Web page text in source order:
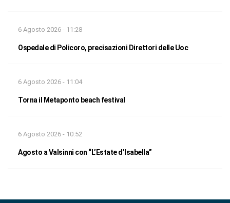
6 Agosto 2026 - 11:28
Ospedale di Policoro, precisazioni Direttori delle Uoc
6 Agosto 2026 - 11:04
Torna il Metaponto beach festival
6 Agosto 2026 - 10:52
Agosto a Valsinni con “L’Estate d’Isabella”